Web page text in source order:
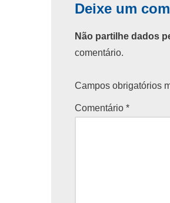
Deixe um
Não partilhe dados
comentário.
Campos obrigatórios
Comentário *